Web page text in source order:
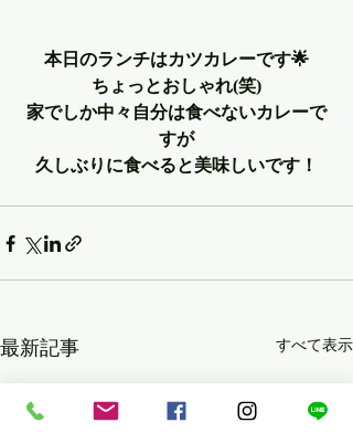
本日のランチはカツカレーです🌟
ちょっとおしゃれ(笑)
家でしか中々自分は食べないカレーで
すが
久しぶりに食べると美味しいです！
最新記事 すべて表示